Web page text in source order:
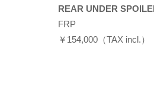
REAR UNDER
FRP
￥154,000（TAX incl.）